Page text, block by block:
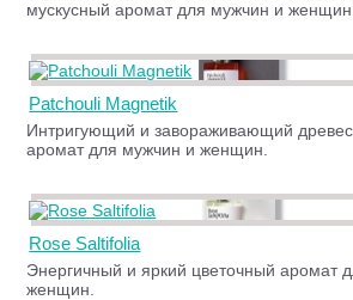
мускусный аромат для мужчин и женщин.
Patchouli Magnetik
Интригующий и завораживающий
аромат для мужчин и женщин.
Rose Saltifolia
Энергичный и яркий цветочный аромат
женщин.